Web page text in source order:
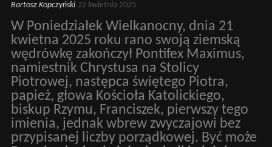
Bartosz Kopczyński 22 kwietnia 2025
W Poniedziałek Wielkanocny, dnia 21
kwietna 2025 roku rano swoją ziemską
wędrówkę zakończył Pontifex Maximus,
namiestnik Chrystusa na Stolicy
Piotrowej, następca świętego Piotra,
papież, głowa Kościoła Katolickiego,
biskup Rzymu, Franciszek, pierwszy tego
imienia, jednak wbrew zwyczajowi bez
przypisanej liczby porządkowej. Być może